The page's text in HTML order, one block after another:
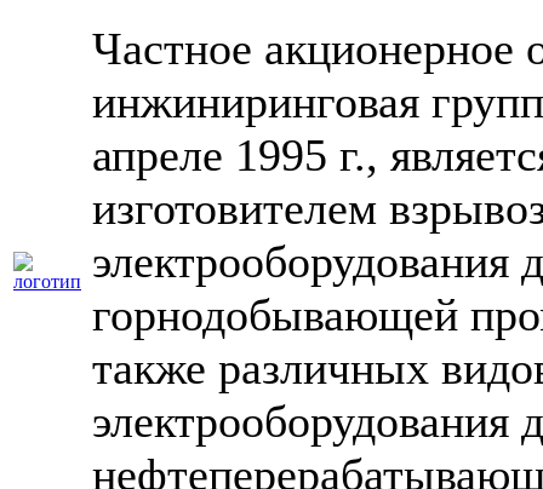
Частное акционерное
инжиниринговая
апреле 1995 г.,
изготовителем
электрооборудования
горнодобывающей
также различных
электрооборудования